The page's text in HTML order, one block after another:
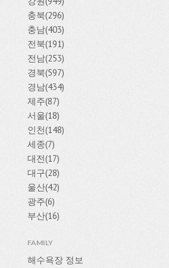
충북(296)
충남(403)
전북(191)
전남(253)
경북(597)
경남(434)
제주(87)
서울(18)
인천(148)
세종(7)
대전(17)
대구(28)
울산(42)
광주(6)
부산(16)
FAMILY
해수욕장 정보